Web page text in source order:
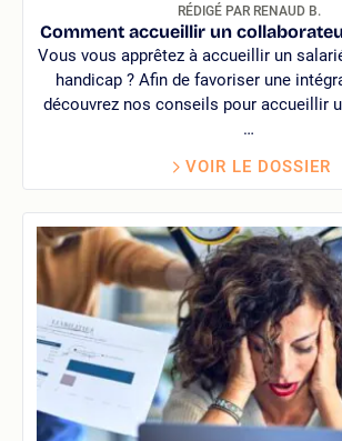
RÉDIGÉ PAR RENAUD B.
Comment accueillir un
Vous vous apprêtez à accueillir un
handicap ? Afin de favoriser une
découvrez nos conseils pour accueillir
…
VOIR LE DOSSIER